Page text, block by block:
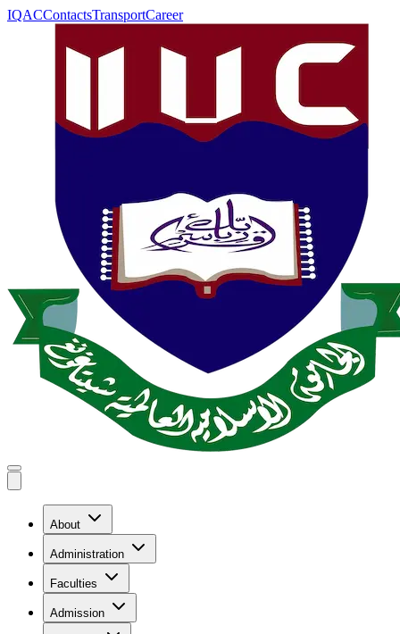
IQACContactsTransportCareer
About
Administration
Faculties
Admission